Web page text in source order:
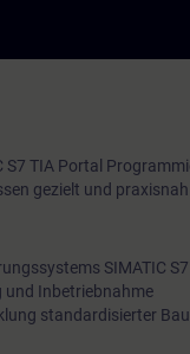
TIA Portal
gezielt und praxisnah
SIMATIC S7
und Inbetriebnahme
standardisierter